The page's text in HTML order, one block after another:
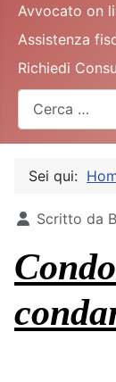
Avvocato on
Assistenza
Richiedi
Sei qui:
Dettagli
Scritto da